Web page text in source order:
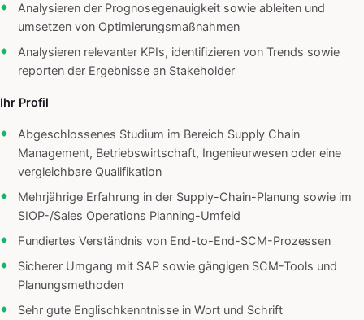
Analysieren der Prognosegenauigkeit sowie ableiten und
umsetzen von Optimierungsmaßnahmen
Analysieren relevanter KPIs, identifizieren von Trends sowie
reporten der Ergebnisse an Stakeholder
Ihr Profil
Abgeschlossenes Studium im Bereich Supply Chain
Management, Betriebswirtschaft, Ingenieurwesen oder eine
vergleichbare Qualifikation
Mehrjährige Erfahrung in der Supply-Chain-Planung sowie im
SIOP-/Sales Operations Planning-Umfeld
Fundiertes Verständnis von End-to-End-SCM-Prozessen
Sicherer Umgang mit SAP sowie gängigen SCM-Tools und
Planungsmethoden
Sehr gute Englischkenntnisse in Wort und Schrift